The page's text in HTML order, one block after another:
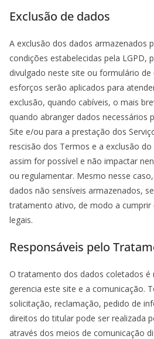
Exclusão de dados
A exclusão dos dados armazenados
condições estabelecidas pela LGPD,
divulgado neste site ou formulário
esforços serão aplicados para
exclusão, quando cabíveis, o mais
quando abranger dados necessários
Site e/ou para a prestação dos
rescisão dos Termos e a exclusão
assim for possível e não impactar
ou regulamentar. Mesmo nesse
dados não sensíveis armazenados,
tratamento ativo, de modo a cumprir
legais.
Responsáveis pelo
O tratamento dos dados coletados é
gerencia este site e a comunicação.
solicitação, reclamação, pedido de
direitos do titular pode ser realizada
através dos meios de comunicação